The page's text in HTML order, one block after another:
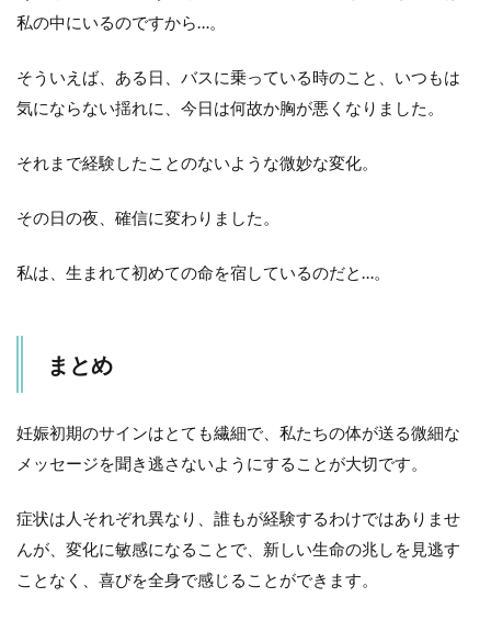
私の中にいるのですから…。
そういえば、ある日、バスに乗っている時のこと、いつもは
気にならない揺れに、今日は何故か胸が悪くなりました。
それまで経験したことのないような微妙な変化。
その日の夜、確信に変わりました。
私は、生まれて初めての命を宿しているのだと…。
まとめ
妊娠初期のサインはとても繊細で、私たちの体が送る微細な
メッセージを聞き逃さないようにすることが大切です。
症状は人それぞれ異なり、誰もが経験するわけではありませ
んが、変化に敏感になることで、新しい生命の兆しを見逃す
ことなく、喜びを全身で感じることができます。